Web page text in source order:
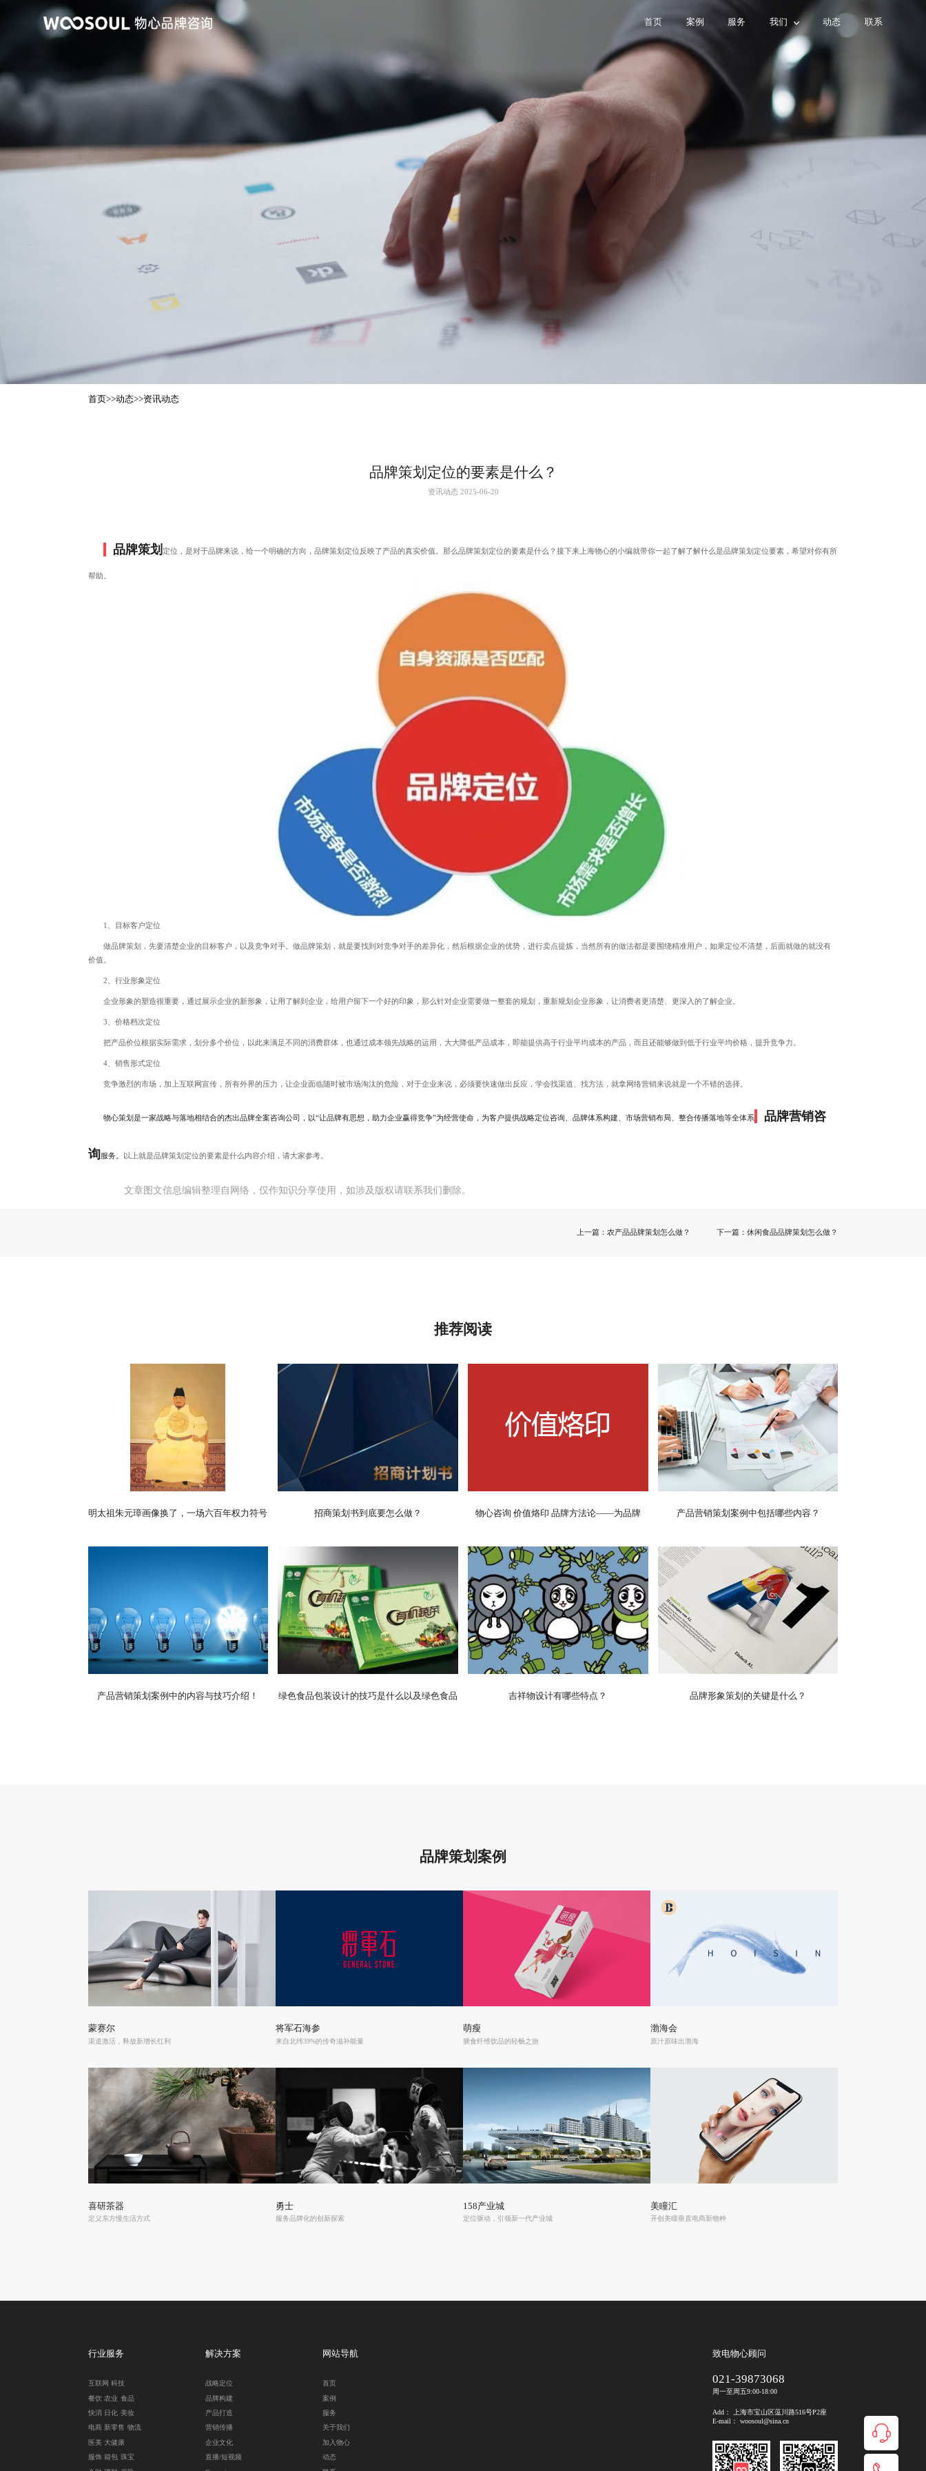
首页 案例 服务 我们 动态 联系
首页>>动态>>资讯动态
品牌策划定位的要素是什么？
资讯动态 2025-06-20
品牌策划 定位，是对于品牌来说，给一个明确的方向，品牌策划定位反映了产品的真实价值。那么品牌策划定位的要素是什么？接下来上海物心的小编就带你一起了解了解什么是品牌策划定位要素，希望对你有所
帮助。
1、目标客户定位
做品牌策划，先要清楚企业的目标客户，以及竞争对手。做品牌策划，就是要找到对竞争对手的差异化，然后根据企业的优势，进行卖点提炼，当然所有的做法都是要围绕精准用户，如果定位不清楚，后面就做的就没有
价值。
2、行业形象定位
企业形象的塑造很重要，通过展示企业的新形象，让用了解到企业，给用户留下一个好的印象，那么针对企业需要做一整套的规划，重新规划企业形象，让消费者更清楚、更深入的了解企业。
3、价格档次定位
把产品价位根据实际需求，划分多个价位，以此来满足不同的消费群体，也通过成本领先战略的运用，大大降低产品成本，即能提供高于行业平均成本的产品，而且还能够做到低于行业平均价格，提升竞争力。
4、销售形式定位
竞争激烈的市场，加上互联网宣传，所有外界的压力，让企业面临随时被市场淘汰的危险，对于企业来说，必须要快速做出反应，学会找渠道、找方法，就拿网络营销来说就是一个不错的选择。
物心策划是一家战略与落地相结合的杰出品牌全案咨询公司，以“让品牌有思想，助力企业赢得竞争”为经营使命，为客户提供战略定位咨询、品牌体系构建、市场营销布局、整合传播落地等全体系 品牌营销咨
询服务。 以上就是品牌策划定位的要素是什么内容介绍，请大家参考。
文章图文信息编辑整理自网络，仅作知识分享使用，如涉及版权请联系我们删除。
上一篇：农产品品牌策划怎么做？ 下一篇：休闲食品品牌策划怎么做？
推荐阅读
明太祖朱元璋画像换了，一场六百年权力符号 招商策划书到底要怎么做？ 物心咨询 价值烙印 品牌方法论——为品牌 产品营销策划案例中包括哪些内容？
产品营销策划案例中的内容与技巧介绍！ 绿色食品包装设计的技巧是什么以及绿色食品 吉祥物设计有哪些特点？ 品牌形象策划的关键是什么？
品牌策划案例
蒙赛尔
渠道激活，释放新增长红利
将军石海参
来自北纬39%的传奇滋补能量
萌瘦
膳食纤维饮品的轻畅之旅
渤海会
原汁原味出渤海
喜研茶器
定义东方慢生活方式
勇士
服务品牌化的创新探索
158产业城
定位驱动，引领新一代产业城
美瞳汇
开创美瞳垂直电商新物种
行业服务
互联网 科技
餐饮 农业 食品
快消 日化 美妆
电商 新零售 物流
医美 大健康
服饰 箱包 珠宝
解决方案
战略定位
品牌构建
产品打造
营销传播
企业文化
直播/短视频
网站导航
首页
案例
服务
关于我们
加入物心
动态
致电物心顾问
021-39873068
周一至周五9:00-18:00
Add： 上海市宝山区蕰川路516号P2座
E-mail： woosoul@sina.cn